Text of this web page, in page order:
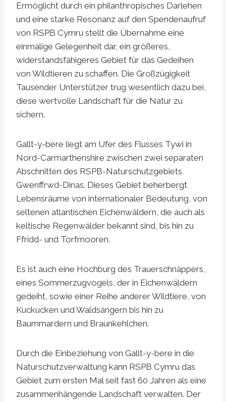
Ermöglicht durch ein philanthropisches Darlehen
und eine starke Resonanz auf den Spendenaufruf
von RSPB Cymru stellt die Übernahme eine
einmalige Gelegenheit dar, ein größeres,
widerstandsfähigeres Gebiet für das Gedeihen
von Wildtieren zu schaffen. Die Großzügigkeit
Tausender Unterstützer trug wesentlich dazu bei,
diese wertvolle Landschaft für die Natur zu
sichern.
Gallt-y-bere liegt am Ufer des Flusses Tywi in
Nord-Carmarthenshire zwischen zwei separaten
Abschnitten des RSPB-Naturschutzgebiets
Gwenffrwd-Dinas. Dieses Gebiet beherbergt
Lebensräume von internationaler Bedeutung, von
seltenen atlantischen Eichenwäldern, die auch als
keltische Regenwälder bekannt sind, bis hin zu
Ffridd- und Torfmooren.
Es ist auch eine Hochburg des Trauerschnäppers,
eines Sommerzugvogels, der in Eichenwäldern
gedeiht, sowie einer Reihe anderer Wildtiere, von
Kuckucken und Waldsängern bis hin zu
Baummardern und Braunkehlchen.
Durch die Einbeziehung von Gallt-y-bere in die
Naturschutzverwaltung kann RSPB Cymru das
Gebiet zum ersten Mal seit fast 60 Jahren als eine
zusammenhängende Landschaft verwalten. Der